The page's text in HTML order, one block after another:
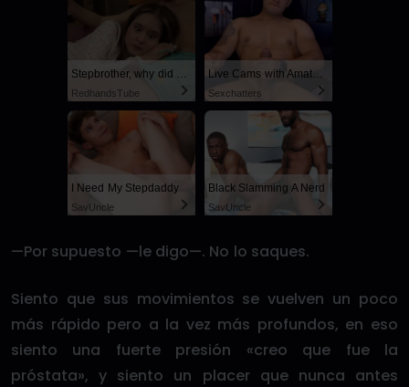
Stepbrother, why did you show me your dick? Now I want to fuck you with my wet pussy
RedhandsTube
Live Cams with Amateur Men
Sexchatters
I Need My Stepdaddy
SayUncle
Black Slamming A Nerd
SayUncle
—Por supuesto —le digo—. No lo saques.
Siento que sus movimientos se vuelven un poco
más rápido pero a la vez más profundos, en eso
siento una fuerte presión «creo que fue la
próstata», y siento un placer que nunca antes